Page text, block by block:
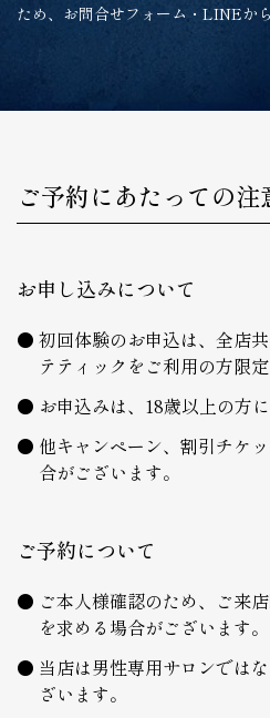
ため、お問合せフォーム・LINEか
ご予約にあたっての注
お申し込みについて
初回体験のお申込は、全店
テティックをご利用の方限
お申込みは、18歳以上の方
他キャンペーン、割引チケ
合がございます。
ご予約について
ご本人様確認のため、ご来
を求める場合がございます。
当店は男性専用サロンでは
ざいます。